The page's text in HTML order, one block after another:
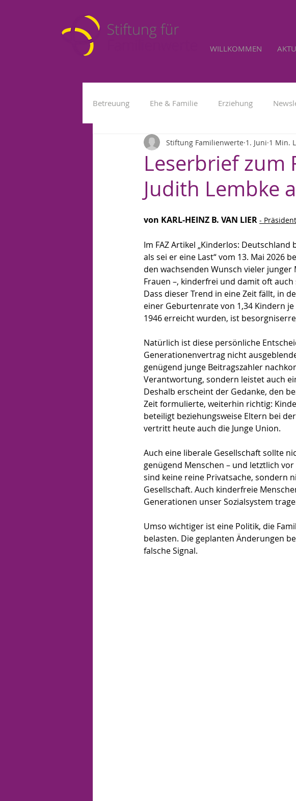
WILLKOMMEN
Betreuung Ehe & Familie Erziehung
Kleinkind Fremdbetreuung
Leserbrief zum
Judith Lembke
Stiftung Familienwerte 1. Juni 1 Min.
von KARL-HEINZ B. VAN LIER -
Im FAZ Artikel „Kinderlos:
als sei er eine Last“ vom 13. Mai 2026
den wachsenden Wunsch vieler
Frauen –, kinderfrei und damit oft
Dass dieser Trend in eine Zeit fällt, in
einer Geburtenrate von 1,34 Kindern
1946 erreicht wurden, ist
Natürlich ist diese persönliche
Generationenvertrag nicht
genügend junge Beitragszahler
Verantwortung, sondern leistet auch
Deshalb erscheint der Gedanke, den
Zeit formulierte, weiterhin richtig:
beteiligt beziehungsweise Eltern bei
vertritt heute auch die Junge Union.
Auch eine liberale Gesellschaft sollte
genügend Menschen – und letztlich
sind keine reine Privatsache, sondern
Gesellschaft. Auch kinderfreie
Generationen unser Sozialsystem
Umso wichtiger ist eine Politik, die
belasten. Die geplanten Änderungen
falsche Signal.